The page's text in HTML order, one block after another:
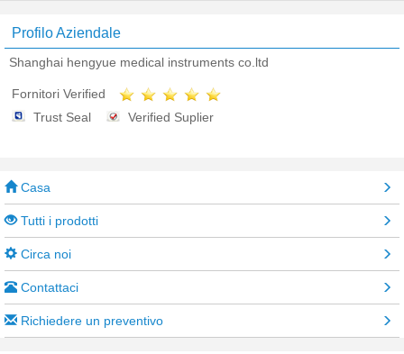
Profilo Aziendale
Shanghai hengyue medical instruments co.ltd
Fornitori Verified
Trust Seal
Verified Suplier
Casa
Tutti i prodotti
Circa noi
Contattaci
Richiedere un preventivo